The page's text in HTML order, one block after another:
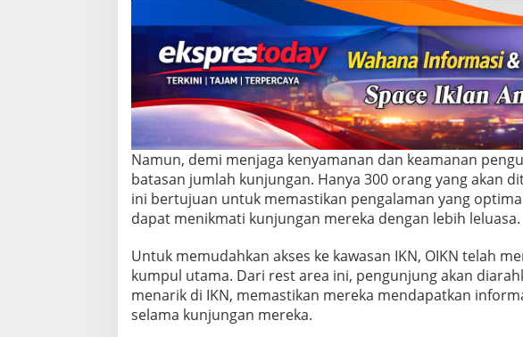
u
m
k
e
I
b
u
K
o
t
a
N
u
s
n
t
a
r
a
Namun, demi menjaga kenyamanan dan keamanan
batasan jumlah kunjungan. Hanya 300 orang yang akan
ini bertujuan untuk memastikan pengalaman yang
dapat menikmati kunjungan mereka dengan lebih leluasa.
Untuk memudahkan akses ke kawasan IKN, OIKN telah
kumpul utama. Dari rest area ini, pengunjung akan
menarik di IKN, memastikan mereka mendapatkan
selama kunjungan mereka.